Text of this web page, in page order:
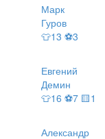
Марк
Гуров
👕13 ⚽3
Евгений
Демин
👕16 ⚽7 🟨1
Александр